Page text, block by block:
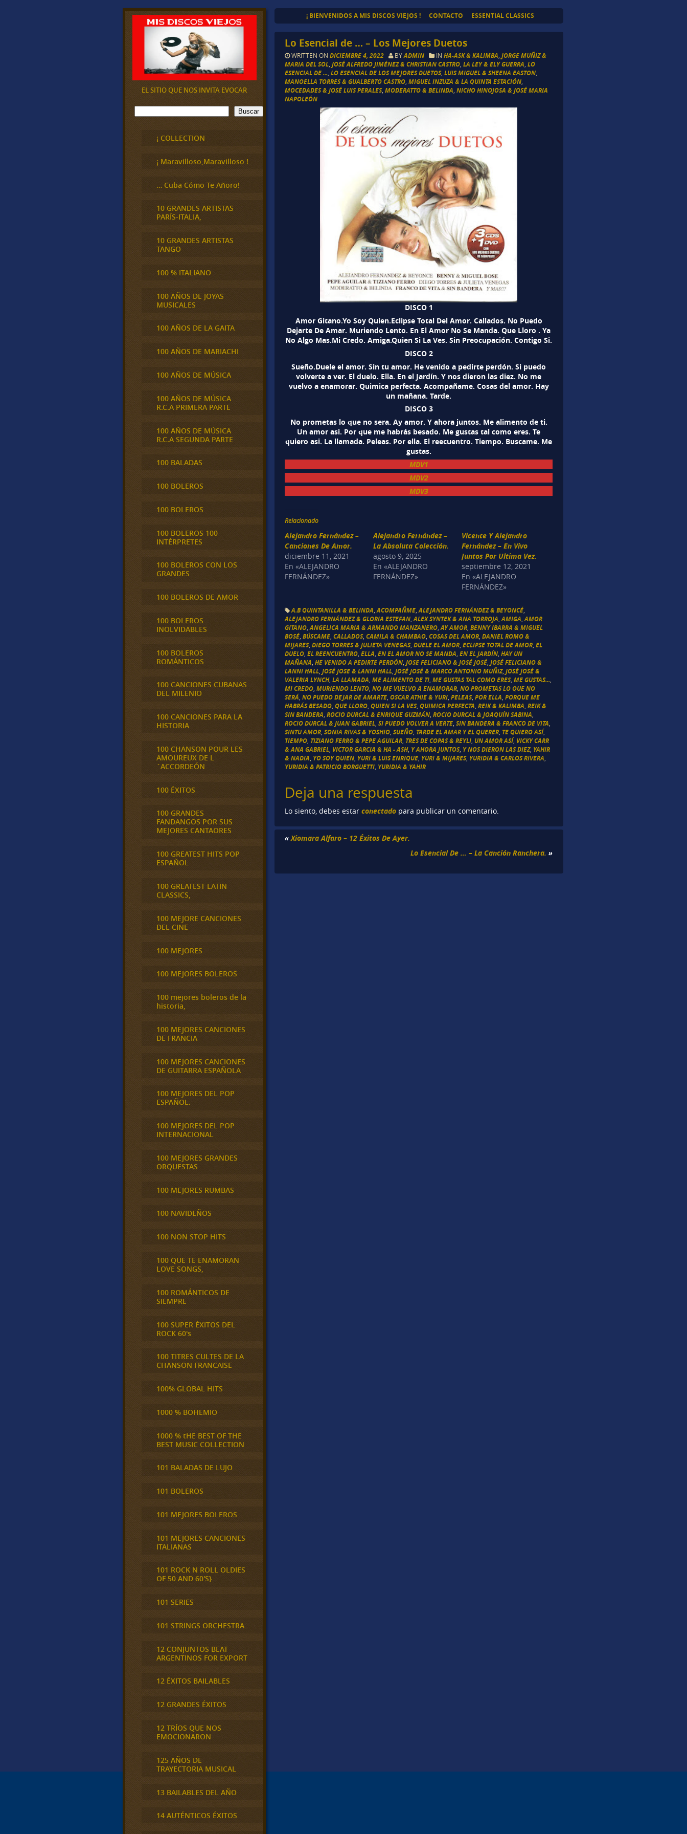
¡ BIENVENIDOS A MIS DISCOS VIEJOS ! CONTACTO ESSENTIAL CLASSICS
Lo Esencial de … – Los Mejores Duetos
WRITTEN ONDICIEMBRE 4, 2022 BYADMIN INHA-ASK & KALIMBA ,JORGE MUÑIZ &
MARIA DEL SOL ,JOSÉ ALFREDO JIMÉNEZ & CHRISTIAN CASTRO ,LA LEY & ELY GUERRA ,LO
ESENCIAL DE ... ,LO ESENCIAL DE LOS MEJORES DUETOS,LUIS MIGUEL & SHEENA EASTON
MANOELLA TORRES & GUALBERTO CASTRO ,MIGUEL INZUZA & LA QUINTA ESTACIÓN
MOCEDADES & JOSÉ LUIS PERALES,MODERATTO & BELINDA ,NICHO HINOJOSA & JOSÉ MARIA
NAPOLEÓN
DISCO 1
Amor Gitano.Yo Soy Quien.Eclipse Total Del Amor. Callados. No Puedo
Dejarte De Amar. Muriendo Lento. En El Amor No Se Manda. Que Lloro . Ya
No Algo Mas.Mi Credo. Amiga.Quien Si La Ves. Sin Preocupación. Contigo Si.
DISCO 2
Sueño.Duele el amor. Sin tu amor. He venido a pedirte perdón. Si puedo
volverte a ver. El duelo. Ella. En el Jardín. Y nos dieron las diez. No me
vuelvo a enamorar. Quimica perfecta. Acompañame. Cosas del amor. Hay
un mañana. Tarde.
DISCO 3
No prometas lo que no sera. Ay amor. Y ahora juntos. Me alimento de ti.
Un amor asi. Por que me habrás besado. Me gustas tal como eres. Te
quiero asi. La llamada. Peleas. Por ella. El reecuentro. Tiempo. Buscame. Me
gustas.
MDV1
MDV2
MDV3
Relacionado
Alejandro Fernández –
Canciones De Amor.
diciembre 11, 2021
En «ALEJANDRO
FERNÁNDEZ»
Alejandro Fernández –
La Absoluta Colección.
agosto 9, 2025
En «ALEJANDRO
FERNÁNDEZ»
Vicente Y Alejandro
Fernández – En Vivo
Juntos Por Ultima Vez.
septiembre 12, 2021
En «ALEJANDRO
FERNÁNDEZ»
A.B QUINTANILLA & BELINDA,ACOMPAÑME,ALEJANDRO FERNÁNDEZ & BEYONCÉ,
ALEJANDRO FERNÁNDEZ & GLORIA ESTEFAN,ALEX SYNTEK & ANA TORROJA,AMIGA,AMOR
GITANO,ANGELICA MARIA & ARMANDO MANZANERO,AY AMOR,BENNY IBARRA & MIGUEL
BOSÉ,BÚSCAME,CALLADOS,CAMILA & CHAMBAO,COSAS DEL AMOR,DANIEL ROMO &
MIJARES,DIEGO TORRES & JULIETA VENEGAS,DUELE EL AMOR,ECLIPSE TOTAL DE AMOR,EL
DUELO,EL REENCUENTRO,ELLA,EN EL AMOR NO SE MANDA,EN EL JARDÍN,HAY UN
MAÑANA,HE VENIDO A PEDIRTE PERDÓN,JOSE FELICIANO & JOSÉ JOSÉ,JOSÉ FELICIANO &
LANNI HALL,JOSÉ JOSE & LANNI HALL,JOSÉ JOSÉ & MARCO ANTONIO MUÑIZ,JOSÉ JOSÉ &
VALERIA LYNCH,LA LLAMADA,ME ALIMENTO DE TI,ME GUSTAS TAL COMO ERES,ME GUSTAS...,
MI CREDO,MURIENDO LENTO,NO ME VUELVO A ENAMORAR,NO PROMETAS LO QUE NO
SERÁ,NO PUEDO DEJAR DE AMARTE,OSCAR ATHIE & YURI,PELEAS,POR ELLA,PORQUE ME
HABRÁS BESADO,QUE LLORO,QUIEN SI LA VES,QUIMICA PERFECTA,REIK & KALIMBA,REIK &
SIN BANDERA,ROCIO DURCAL & ENRIQUE GUZMÁN,ROCIO DURCAL & JOAQUÍN SABINA,
ROCIO DURCAL & JUAN GABRIEL,SI PUEDO VOLVER A VERTE,SIN BANDERA & FRANCO DE VITA,
SINTU AMOR,SONIA RIVAS & YOSHIO,SUEÑO, TARDE EL AMAR Y EL QUERER, TE QUIERO ASÍ,
TIEMPO, TIZIANO FERRO & PEPE AGUILAR, TRES DE COPAS & REYLI, UN AMOR ASÍ, VICKY CARR
& ANA GABRIEL, VICTOR GARCIA & HA - ASH, Y AHORA JUNTOS, Y NOS DIERON LAS DIEZ, YAHIR
& NADIA, YO SOY QUIEN, YURI & LUIS ENRIQUE, YURI & MIJARES, YURIDIA & CARLOS RIVERA,
YURIDIA & PATRICIO BORGUETTI, YURIDIA & YAHIR
Deja una respuesta
Lo siento, debes estarconectado para publicar un comentario.
«Xiomara Alfaro – 12 Éxitos De Ayer.
Lo Esencial De … – La Canción Ranchera. »
EL SITIO QUE NOS INVITA EVOCAR
B
u
Buscar
¡ COLLECTION
¡ Maravilloso,Maravilloso !
… Cuba Cómo Te Añoro!
10 GRANDES ARTISTAS
PARÍS-ITALIA,
10 GRANDES ARTISTAS
TANGO
100 % ITALIANO
100 AÑOS DE JOYAS
MUSICALES
100 AÑOS DE LA GAITA
100 AÑOS DE MARIACHI
100 AÑOS DE MÚSICA
100 AÑOS DE MÚSICA
R.C.A PRIMERA PARTE
100 AÑOS DE MÚSICA
R.C.A SEGUNDA PARTE
100 BALADAS
100 BOLEROS
100 BOLEROS
100 BOLEROS 100
INTÉRPRETES
100 BOLEROS CON LOS
GRANDES
100 BOLEROS DE AMOR
100 BOLEROS
INOLVIDABLES
100 BOLEROS
ROMÁNTICOS
100 CANCIONES CUBANAS
DEL MILENIO
100 CANCIONES PARA LA
HISTORIA
100 CHANSON POUR LES
AMOUREUX DE L
´ACCORDEÓN
100 ÉXITOS
100 GRANDES
FANDANGOS POR SUS
MEJORES CANTAORES
100 GREATEST HITS POP
ESPAÑOL
100 GREATEST LATIN
CLASSICS,
100 MEJORE CANCIONES
DEL CINE
100 MEJORES
100 MEJORES BOLEROS
100 mejores boleros de la
historia,
100 MEJORES CANCIONES
DE FRANCIA
100 MEJORES CANCIONES
DE GUITARRA ESPAÑOLA
100 MEJORES DEL POP
ESPAÑOL.
100 MEJORES DEL POP
INTERNACIONAL
100 MEJORES GRANDES
ORQUESTAS
100 MEJORES RUMBAS
100 NAVIDEÑOS
100 NON STOP HITS
100 QUE TE ENAMORAN
LOVE SONGS,
100 ROMÁNTICOS DE
SIEMPRE
100 SUPER ÉXITOS DEL
ROCK 60's
100 TITRES CULTES DE LA
CHANSON FRANCAISE
100% GLOBAL HITS
1000 % BOHEMIO
1000 % tHE BEST OF THE
BEST MUSIC COLLECTION
101 BALADAS DE LUJO
101 BOLEROS
101 MEJORES BOLEROS
101 MEJORES CANCIONES
ITALIANAS
101 ROCK N ROLL OLDIES
OF 50 AND 60'S}
101 SERIES
101 STRINGS ORCHESTRA
12 CONJUNTOS BEAT
ARGENTINOS FOR EXPORT
12 ÉXITOS BAILABLES
12 GRANDES ÉXITOS
12 TRÍOS QUE NOS
EMOCIONARON
125 AÑOS DE
TRAYECTORIA MUSICAL
13 BAILABLES DEL AÑO
14 AUTÉNTICOS ÉXITOS